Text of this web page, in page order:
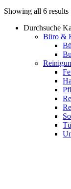
Showing all 6 results
Durchsuche
Büro &